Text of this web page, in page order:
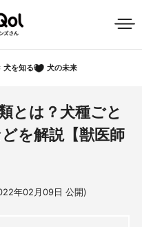
犬を知る 犬の未来
とは？犬種ごと
を解説【獣医師
年02月09日 公開)